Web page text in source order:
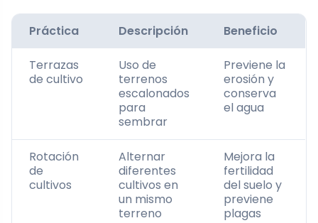
Práctica Descripción Beneficio
Terrazas
de cultivo
Uso de
terrenos
escalonados
para
sembrar
Previene la
erosión y
conserva
el agua
Rotación
de
cultivos
Alternar
diferentes
cultivos en
un mismo
terreno
Mejora la
fertilidad
del suelo y
previene
plagas